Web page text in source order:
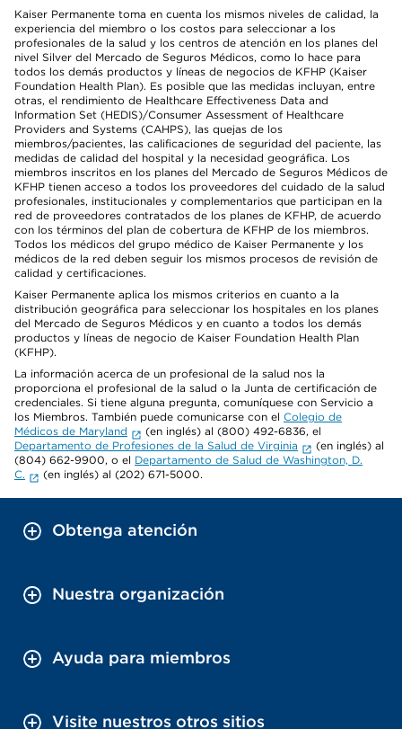
Kaiser Permanente toma en cuenta los mismos niveles de calidad, la
experiencia del miembro o los costos para seleccionar a los
profesionales de la salud y los centros de atención en los planes del
nivel Silver del Mercado de Seguros Médicos, como lo hace para
todos los demás productos y líneas de negocios de KFHP (Kaiser
Foundation Health Plan). Es posible que las medidas incluyan, entre
otras, el rendimiento de Healthcare Effectiveness Data and
Information Set (HEDIS)/Consumer Assessment of Healthcare
Providers and Systems (CAHPS), las quejas de los
miembros/pacientes, las calificaciones de seguridad del paciente, las
medidas de calidad del hospital y la necesidad geográfica. Los
miembros inscritos en los planes del Mercado de Seguros Médicos de
KFHP tienen acceso a todos los proveedores del cuidado de la salud
profesionales, institucionales y complementarios que participan en la
red de proveedores contratados de los planes de KFHP, de acuerdo
con los términos del plan de cobertura de KFHP de los miembros.
Todos los médicos del grupo médico de Kaiser Permanente y los
médicos de la red deben seguir los mismos procesos de revisión de
calidad y certificaciones.
Kaiser Permanente aplica los mismos criterios en cuanto a la
distribución geográfica para seleccionar los hospitales en los planes
del Mercado de Seguros Médicos y en cuanto a todos los demás
productos y líneas de negocio de Kaiser Foundation Health Plan
(KFHP).
La información acerca de un profesional de la salud nos la
proporciona el profesional de la salud o la Junta de certificación de
credenciales. Si tiene alguna pregunta, comuníquese con Servicio a
los Miembros. También puede comunicarse con el Colegio de
Médicos de Maryland
(en inglés) al (800) 492-6836, el
Departamento de Profesiones de la Salud de Virginia
(en inglés) al
(804) 662-9900, o el Departamento de Salud de Washington, D.
C.
(en inglés) al (202) 671-5000.
Obtenga atención
Nuestra organización
Ayuda para miembros
Visite nuestros otros sitios